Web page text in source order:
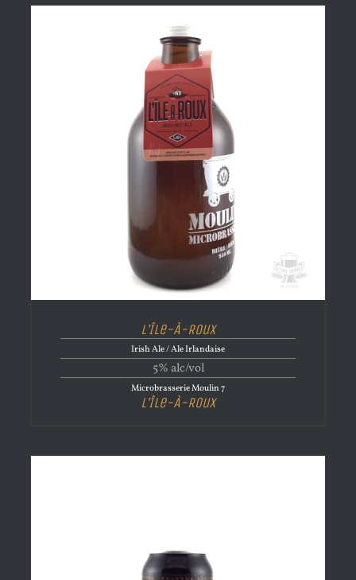
L’Île-À-Roux
Irish Ale / Ale Irlandaise
5% alc/vol
Microbrasserie Moulin 7
L’Île-À-Roux